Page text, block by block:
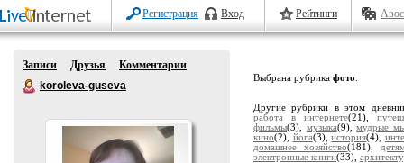
Регистрация Вход Рейтинги
Записи Друзья
Комментарии
koroleva-guseva
Выбрана рубрика фото
Другие рубрики в этом
работа в интернете(21),
фильмы(3), музыка(9),мудрые
кино(2), йога(3),история(4),
домашнее хозяйство(181),
электронные книги(33),